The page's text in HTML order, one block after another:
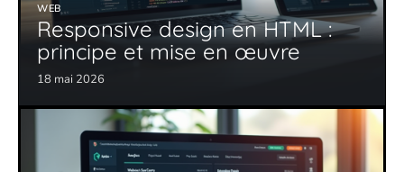
WEB
Responsive design en HTML :
principe et mise en œuvre
18 mai 2026